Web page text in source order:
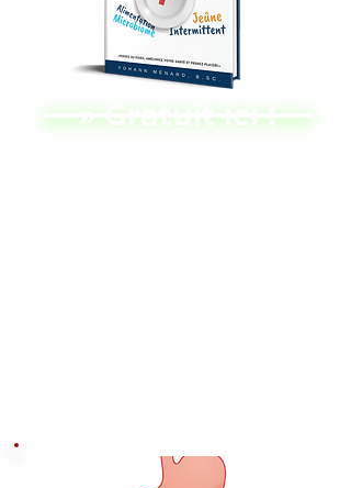
» Gratuit ici !